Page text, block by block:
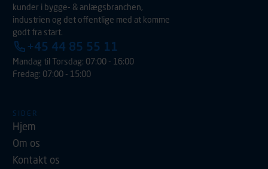
kunder i bygge- & anlægsbranchen,
industrien og det offentlige med at komme
godt fra start.
+45 44 85 55 11
Mandag til Torsdag: 07:00 - 16:00
Fredag: 07:00 - 15:00
SIDER
Hjem
Om os
Kontakt os